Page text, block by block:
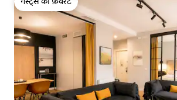
गेस्ट्स की फ़ेवरेट